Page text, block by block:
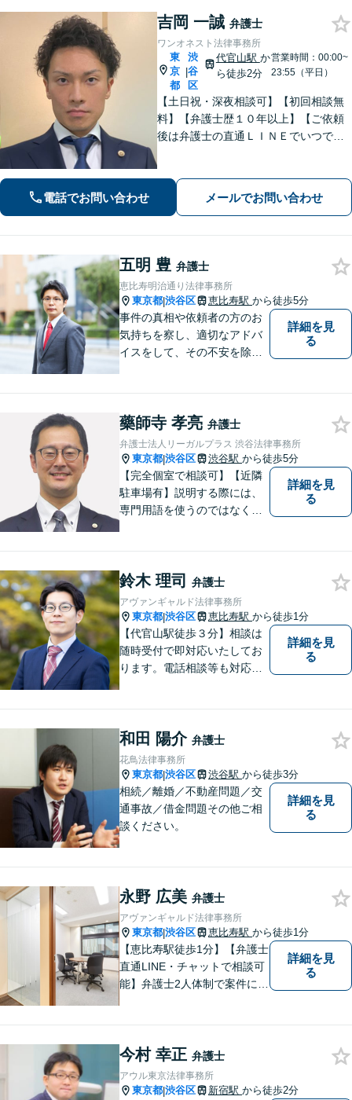
吉岡 一誠 弁護士
ワンオネスト法律事務所
東
京
都
|
渋
谷
区
代官山駅 か
ら徒歩2分
営業時間：00:00~
23:55（平日）
【土日祝・深夜相談可】【初回相談無
料】【弁護士歴１０年以上】【ご依頼
後は弁護士の直通ＬＩＮＥでいつでも
ワークトラブルに注力】
電話でお問い合わせ メールでお問い合わせ
五明 豊 弁護士
恵比寿明治通り法律事務所
東京都|渋谷区 恵比寿駅 から徒歩5分
事件の真相や依頼者の方のお
気持ちを察し、適切なアドバ
イスをして、その不安を除去
詳細を見
る
藥師寺 孝亮 弁護士
弁護士法人リーガルプラス 渋谷法律事務所
東京都|渋谷区 渋谷駅 から徒歩5分
【完全個室で相談可】【近隣
駐車場有】説明する際には、
専門用語を使うのではなく、
向けて、10年以上にわたる弁
護士活動から得た知識・経験
をフル活用して解決を目指し
ます。
詳細を見
る
鈴木 理司 弁護士
アヴァンギャルド法律事務所
東京都|渋谷区 恵比寿駅 から徒歩1分
【代官山駅徒歩３分】相談は
随時受付で即対応いたしてお
ります。電話相談等も対応可
詳細を見
る
和田 陽介 弁護士
花鳥法律事務所
東京都|渋谷区 渋谷駅 から徒歩3分
相続／離婚／不動産問題／交
通事故／借金問題その他ご相
談ください。
詳細を見
る
永野 広美 弁護士
アヴァンギャルド法律事務所
東京都|渋谷区 恵比寿駅 から徒歩1分
【恵比寿駅徒歩1分】【弁護士
直通LINE・チャットで相談可
能】弁護士2人体制で案件に取
最適な解決策を提案【年中無
休・早朝夜間対応可能（要予
約）】
詳細を見
る
今村 幸正 弁護士
アウル東京法律事務所
東京都|渋谷区 新宿駅 から徒歩2分